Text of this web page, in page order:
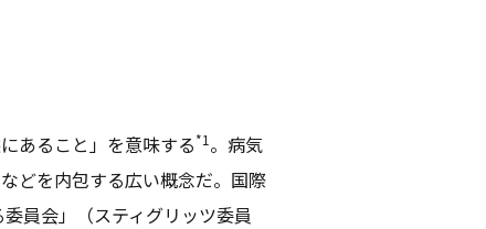
あること」を意味する*1 。病気
どを内包する広い概念だ。国際
員会」（スティグリッツ委員